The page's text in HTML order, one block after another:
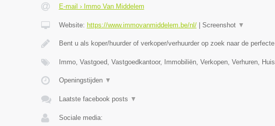
E-mail › Immo Van Middelem
Website: https://www.immovanmiddelem.be/nl/| Screenshot ▼
Bent u als koper/huurder of verkoper/verhuurder op zoek naar de perfecte
Immo, Vastgoed, Vastgoedkantoor, Immobiliën, Verkopen, Verhuren, Huis
Openingstijden ▼
Laatste facebook posts ▼
Sociale media: